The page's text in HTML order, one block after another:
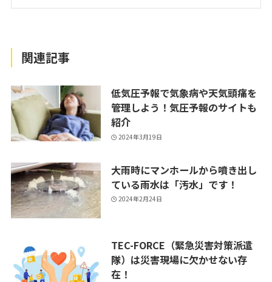
関連記事
低気圧予報で気象病や天気頭痛を
管理しよう！気圧予報のサイトも
紹介
2024年3月19日
大雨時にマンホールから噴き出し
ている雨水は「汚水」です！
2024年2月24日
TEC-FORCE（緊急災害対策派遣
隊）は災害現場に欠かせない存
在！